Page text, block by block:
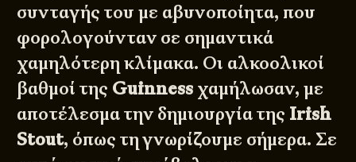
συνταγής του με αβυνοποίητα, που
φορολογούνταν σε σημαντικά
χαμηλότερη κλίμακα. Οι αλκοολικοί
βαθμοί της Guinness χαμήλωσαν, με
αποτέλεσμα την δημιουργία της Irish
Stout, όπως τη γνωρίζουμε σήμερα. Σε